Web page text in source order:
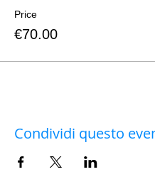
Price
€70.00
Condividi questo